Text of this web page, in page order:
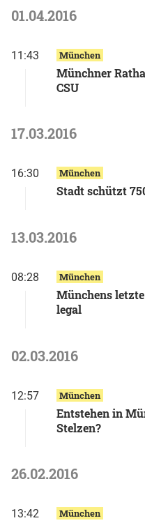
01.04.2016
11:43 München
Münchner
CSU
17.03.2016
16:30 München
Stadt schützt
13.03.2016
08:28 München
Münchens
legal
02.03.2016
12:57 München
Entstehen in
Stelzen?
26.02.2016
13:42 München